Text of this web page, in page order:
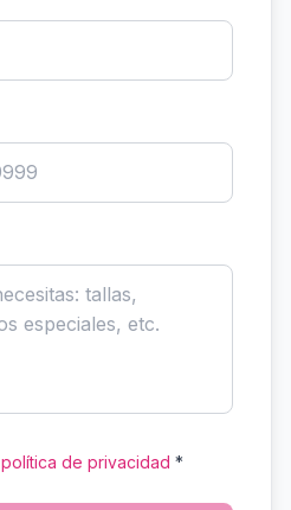
política de privacidad *